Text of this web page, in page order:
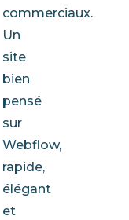
commerciaux.
Un
site
bien
pensé
sur
Webflow,
rapide,
élégant
et